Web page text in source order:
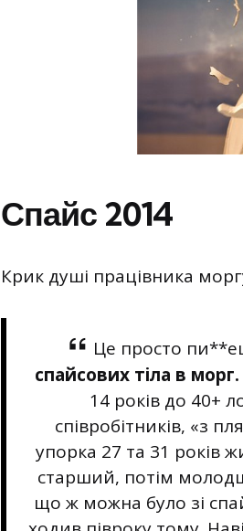
Спайс 2014
Крик душі працівника
Це просто
спайсових тіла в морг.
14 років до 40+
співробітників, «з
упорка 27 та 31 років
старший, потім
що ж можна було зі